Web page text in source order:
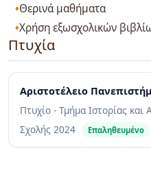
Θερινά μαθήματα
Χρήση εξωσχολικών
Πτυχία
Αριστοτέλειο
Πτυχίο - Τμήμα Ιστορίας και
Σχολής 2024 Επαληθευμένο